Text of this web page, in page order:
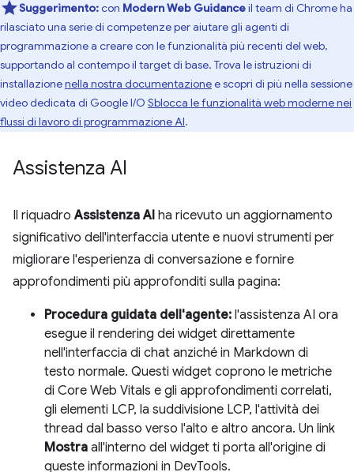
Suggerimento:con Modern Web Guidanceil team di Chrome ha
rilasciato una serie di competenze per aiutare gli agenti di
programmazione a creare con le funzionalità più recenti del web,
supportando al contempo il target di base. Trova le istruzioni di
installazionenella nostra documentazionee scopri di più nella sessione
video dedicata di Google I/O Sblocca le funzionalità web moderne nei
flussi di lavoro di programmazione AI.
Assistenza AI
Il riquadroAssistenza AI ha ricevuto un aggiornamento
significativo dell'interfaccia utente e nuovi strumenti per
migliorare l'esperienza di conversazione e fornire
approfondimenti più approfonditi sulla pagina:
Procedura guidata dell'agente: l'assistenza AI ora
esegue il rendering dei widget direttamente
nell'interfaccia di chat anziché in Markdown di
testo normale. Questi widget coprono le metriche
di Core Web Vitals e gli approfondimenti correlati,
gli elementi LCP, la suddivisione LCP, l'attività dei
thread dal basso verso l'alto e altro ancora. Un link
Mostra all'interno del widget ti porta all'origine di
queste informazioni in DevTools.